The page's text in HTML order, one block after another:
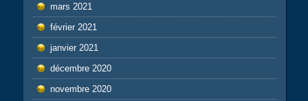
mars 2021
février 2021
janvier 2021
décembre 2020
novembre 2020